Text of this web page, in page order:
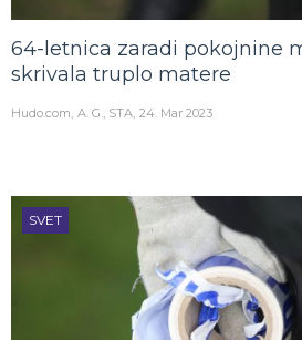
64-letnica zaradi pokojnine
skrivala truplo matere
Hudo.com A. G., STA 24. Mar 2023
SVET